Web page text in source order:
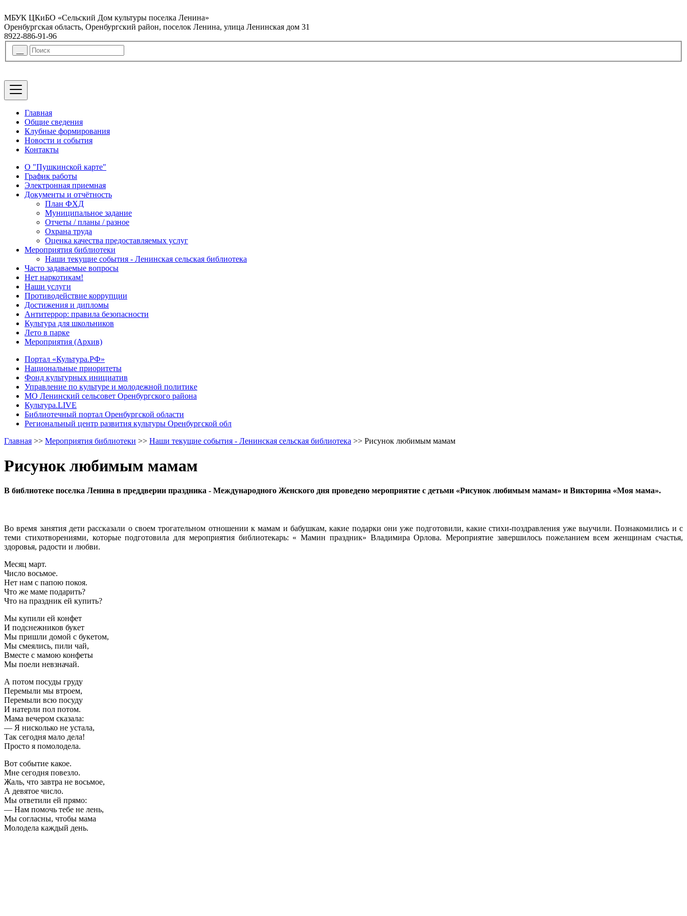
МБУК ЦКиБО «Сельский Дом культуры поселка Ленина»
Оренбургская область, Оренбургский район, поселок Ленина, улица Ленинская дом 31
8922-886-91-96
Главная
Общие сведения
Клубные формирования
Новости и события
Контакты
О "Пушкинской карте"
График работы
Электронная приемная
Документы и отчётность
План ФХД
Муниципальное задание
Отчеты / планы / разное
Охрана труда
Оценка качества предоставляемых услуг
Мероприятия библиотеки
Наши текущие события - Ленинская сельская библиотека
Часто задаваемые вопросы
Нет наркотикам!
Наши услуги
Противодействие коррупции
Достижения и дипломы
Антитеррор: правила безопасности
Культура для школьников
Лето в парке
Мероприятия (Архив)
Портал «Культура.РФ»
Национальные приоритеты
Фонд культурных инициатив
Управление по культуре и молодежной политике
МО Ленинский сельсовет Оренбургского района
Культура.LIVE
Библиотечный портал Оренбургской области
Региональный центр развития культуры Оренбургской обл
Главная >> Мероприятия библиотеки >> Наши текущие события - Ленинская сельская библиотека >> Рисунок любимым мамам
Рисунок любимым мамам
В библиотеке поселка Ленина в преддверии праздника - Международного Женского дня проведено мероприятие с детьми «Рисунок любимым мамам» и Викторина «Моя мама».
Во время занятия дети рассказали о своем трогательном отношении к мамам и бабушкам, какие подарки они уже подготовили, какие стихи-поздравления уже выучили. Познакомились и с
теми стихотворениями, которые подготовила для мероприятия библиотекарь: « Мамин праздник» Владимира Орлова. Мероприятие завершилось пожеланием всем женщинам счастья,
здоровья, радости и любви.
Месяц март.
Число восьмое.
Нет нам с папою покоя.
Что же маме подарить?
Что на праздник ей купить?
Мы купили ей конфет
И подснежников букет
Мы пришли домой с букетом,
Мы смеялись, пили чай,
Вместе с мамою конфеты
Мы поели невзначай.
А потом посуды груду
Перемыли мы втроем,
Перемыли всю посуду
И натерли пол потом.
Мама вечером сказала:
— Я нисколько не устала,
Так сегодня мало дела!
Просто я помолодела.
Вот событие какое.
Мне сегодня повезло.
Жаль, что завтра не восьмое,
А девятое число.
Мы ответили ей прямо:
— Нам помочь тебе не лень,
Мы согласны, чтобы мама
Молодела каждый день.